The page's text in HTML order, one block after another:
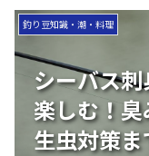
シーバス
楽しむ！
生虫対策
釣り豆知識・潮・料理